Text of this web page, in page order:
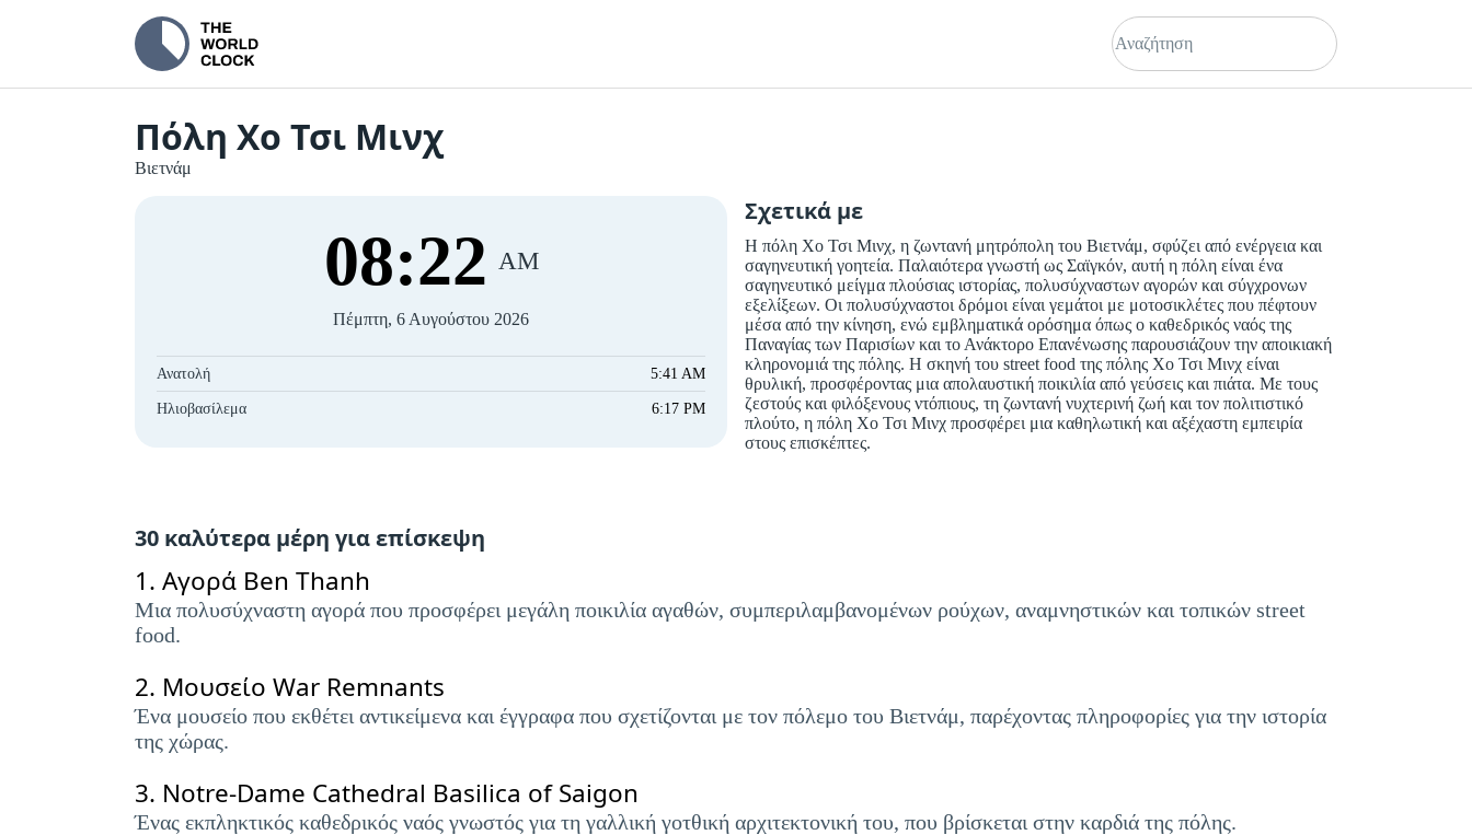
Πόλη Χο Τσι Μινχ
Βιετνάμ
08:22 AM
Πέμπτη, 6 Αυγούστου 2026
Ανατολή 5:41 AM
Ηλιοβασίλεμα 6:17 PM
Σχετικά με
Η πόλη Χο Τσι Μινχ, η ζωντανή μητρόπολη του Βιετνάμ, σφύζει από ενέργεια και
σαγηνευτική γοητεία. Παλαιότερα γνωστή ως Σαϊγκόν, αυτή η πόλη είναι ένα
σαγηνευτικό μείγμα πλούσιας ιστορίας, πολυσύχναστων αγορών και σύγχρονων
εξελίξεων. Οι πολυσύχναστοι δρόμοι είναι γεμάτοι με μοτοσικλέτες που πέφτουν
μέσα από την κίνηση, ενώ εμβληματικά ορόσημα όπως ο καθεδρικός ναός της
Παναγίας των Παρισίων και το Ανάκτορο Επανένωσης παρουσιάζουν την αποικιακή
κληρονομιά της πόλης. Η σκηνή του street food της πόλης Χο Τσι Μινχ είναι
θρυλική, προσφέροντας μια απολαυστική ποικιλία από γεύσεις και πιάτα. Με τους
ζεστούς και φιλόξενους ντόπιους, τη ζωντανή νυχτερινή ζωή και τον πολιτιστικό
πλούτο, η πόλη Χο Τσι Μινχ προσφέρει μια καθηλωτική και αξέχαστη εμπειρία
στους επισκέπτες.
30 καλύτερα μέρη για επίσκεψη
1. Αγορά Ben Thanh
Μια πολυσύχναστη αγορά που προσφέρει μεγάλη ποικιλία αγαθών, συμπεριλαμβανομένων ρούχων, αναμνηστικών και τοπικών street
food.
2. Μουσείο War Remnants
Ένα μουσείο που εκθέτει αντικείμενα και έγγραφα που σχετίζονται με τον πόλεμο του Βιετνάμ, παρέχοντας πληροφορίες για την ιστορία
της χώρας.
3. Notre-Dame Cathedral Basilica of Saigon
Ένας εκπληκτικός καθεδρικός ναός γνωστός για τη γαλλική γοτθική αρχιτεκτονική του, που βρίσκεται στην καρδιά της πόλης.